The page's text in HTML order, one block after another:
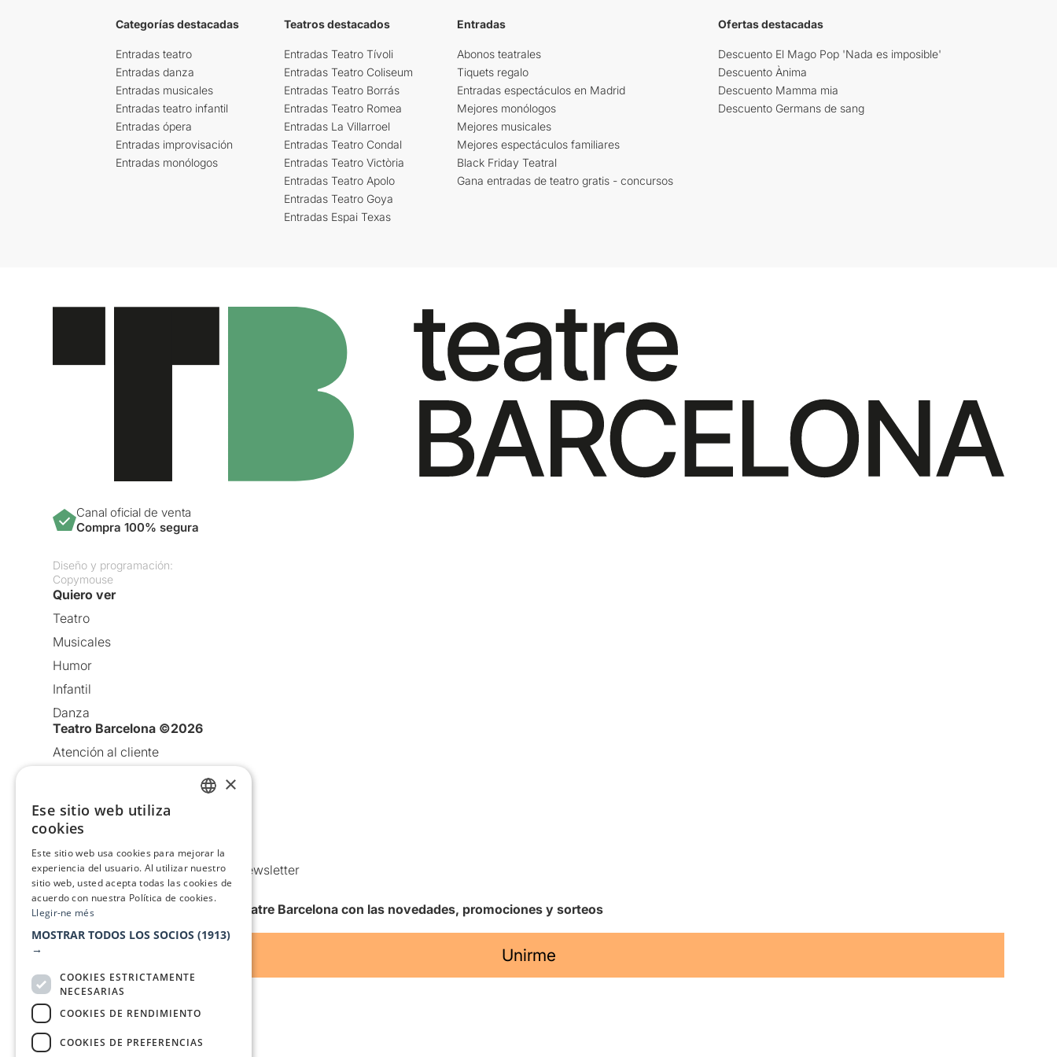
Categorías destacadas
Entradas teatro
Entradas danza
Entradas musicales
Entradas teatro infantil
Entradas ópera
Entradas improvisación
Entradas monólogos
Teatros destacados
Entradas Teatro Tívoli
Entradas Teatro Coliseum
Entradas Teatro Borrás
Entradas Teatro Romea
Entradas La Villarroel
Entradas Teatro Condal
Entradas Teatro Victòria
Entradas Teatro Apolo
Entradas Teatro Goya
Entradas Espai Texas
Entradas
Abonos teatrales
Tiquets regalo
Entradas espectáculos en Madrid
Mejores monólogos
Mejores musicales
Mejores espectáculos familiares
Black Friday Teatral
Gana entradas de teatro gratis - concursos
Ofertas destacadas
Descuento El Mago Pop 'Nada es imposible'
Descuento Ànima
Descuento Mamma mia
Descuento Germans de sang
Canal oficial de venta
Compra 100% segura
Diseño y programación:
Copymouse
Quiero ver
Teatro
Musicales
Humor
Infantil
Danza
Teatro Barcelona ©2026
Atención al cliente
Política de Cookies
Condiciones de uso
Comunicaciones comerciales y Newsletter
Anuncia’t
Quiero recibir la newsletter de Teatre Barcelona con las novedades, promociones y sorteos
Unirme
Con el apoyo de
×
Ese sitio web utiliza
cookies
Este sitio web usa cookies para mejorar la
experiencia del usuario. Al utilizar nuestro
sitio web, usted acepta todas las cookies de
acuerdo con nuestra Política de cookies.
Llegir-ne més
MOSTRAR TODOS LOS SOCIOS (1913)
→
COOKIES ESTRICTAMENTE
NECESARIAS
COOKIES DE RENDIMIENTO
COOKIES DE PREFERENCIAS